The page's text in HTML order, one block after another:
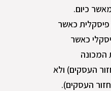
כיום.
כאשר
כאשר
המכונה
העסקים) ולא
העסקים).